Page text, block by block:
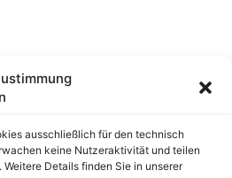
ausschließlich für den technisch
keine Nutzeraktivität und teilen
Details finden Sie in unserer